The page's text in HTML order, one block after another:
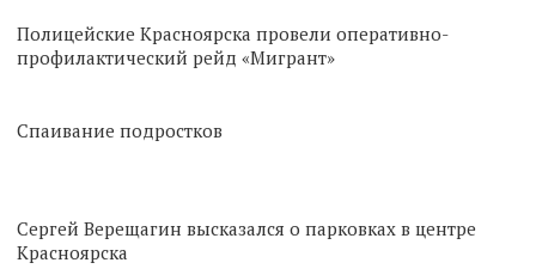
Полицейские Красноярска провели оперативно-
профилактический рейд «Мигрант»
Спаивание подростков
Сергей Верещагин высказался о парковках в центре
Красноярска